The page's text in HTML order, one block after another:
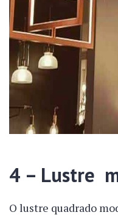
4 – Lustre
O lustre quadrado